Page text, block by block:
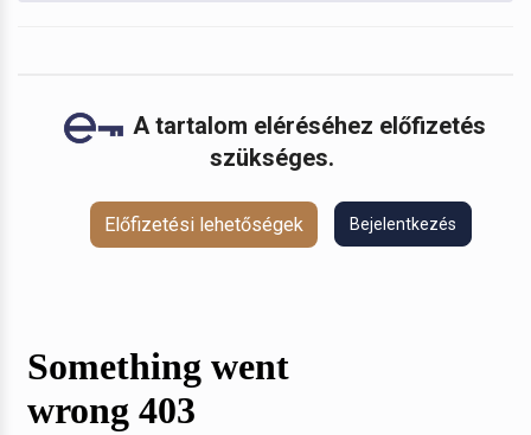
A tartalom eléréséhez előfizetés
szükséges.
Előfizetési lehetőségek Bejelentkezés